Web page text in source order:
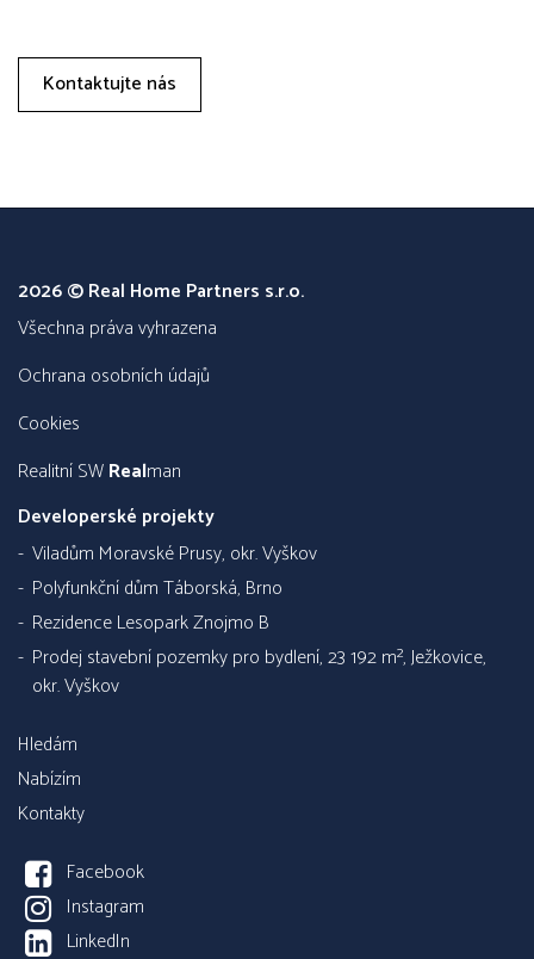
Kontaktujte nás
2026 © Real Home Partners s.r.o.
všechna práva vyhrazena
Ochrana osobních údajů
Cookies
Realitní SWRealman
Developerské projekty
Viladům Moravské Prusy, okr. Vyškov
Polyfunkční dům Táborská, Brno
Rezidence Lesopark Znojmo B
Prodej stavební pozemky pro bydlení, 23 192 m², Ježkovice,
okr. Vyškov
Hledám
Nabízím
Kontakty
Facebook
Instagram
LinkedIn